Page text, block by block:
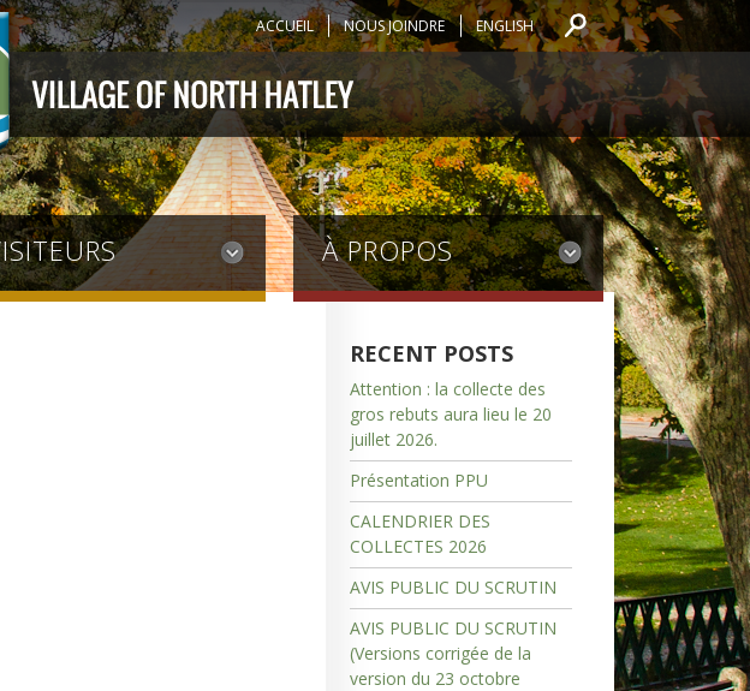
ACCUEIL NOUS JOINDRE ENGLISH
À PROPOS
RECENT POSTS
Attention : la collecte des
gros rebuts aura lieu le 20
juillet 2026.
Présentation PPU
CALENDRIER DES
COLLECTES 2026
AVIS PUBLIC DU SCRUTIN
AVIS PUBLIC DU SCRUTIN
(Versions corrigée de la
version du 23 octobre